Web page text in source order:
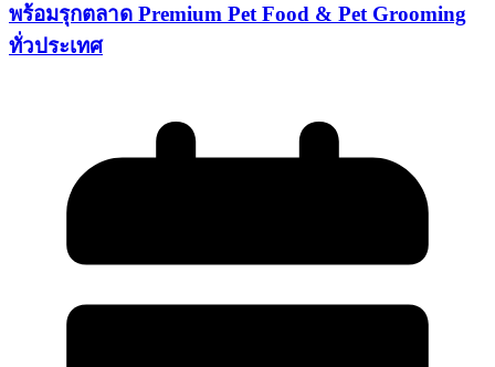
พร้อมรุกตลาด Premium Pet Food & Pet Grooming
ทั่วประเทศ